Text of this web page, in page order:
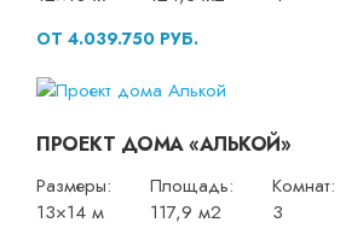
ОТ 4.039.750 РУБ.
ПРОЕКТ ДОМА «АЛЬКОЙ»
Размеры:
13×14 м
Площадь:
117,9 м2
Комнат:
3